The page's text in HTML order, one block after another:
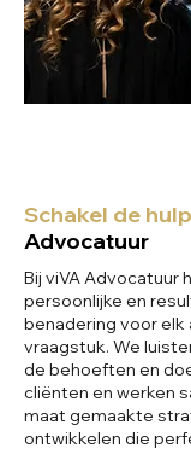
Schakel de
Advocatuur
Bij viVA Advocatuur
persoonlijke en
benadering voor
vraagstuk. We
de behoeften en
cliënten en werken
maat gemaakte
ontwikkelen die